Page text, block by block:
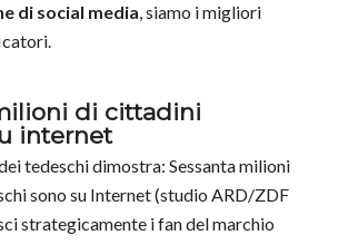
di social media, siamo i migliori
di cittadini
internet
tedeschi dimostra: Sessanta milioni
sono su Internet (studio ARD/ZDF
strategicamente i fan del marchio